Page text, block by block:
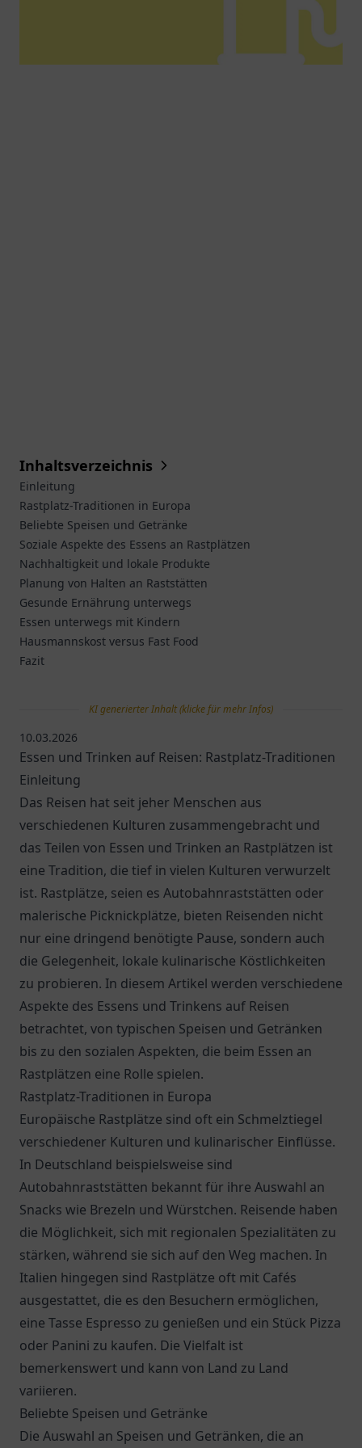
Inhaltsverzeichnis
Einleitung
Rastplatz-Traditionen in Europa
Beliebte Speisen und Getränke
Soziale Aspekte des Essens an Rastplätzen
Nachhaltigkeit und lokale Produkte
Planung von Halten an Raststätten
Gesunde Ernährung unterwegs
Essen unterwegs mit Kindern
Hausmannskost versus Fast Food
Fazit
KI generierter Inhalt (klicke für mehr Infos)
10.03.2026
Essen und Trinken auf Reisen: Rastplatz-Traditionen
Einleitung
Das Reisen hat seit jeher Menschen aus
verschiedenen Kulturen zusammengebracht und
das Teilen von Essen und Trinken an Rastplätzen ist
eine Tradition, die tief in vielen Kulturen verwurzelt
ist. Rastplätze, seien es Autobahnraststätten oder
malerische Picknickplätze, bieten Reisenden nicht
nur eine dringend benötigte Pause, sondern auch
die Gelegenheit, lokale kulinarische Köstlichkeiten
zu probieren. In diesem Artikel werden verschiedene
Aspekte des Essens und Trinkens auf Reisen
betrachtet, von typischen Speisen und Getränken
bis zu den sozialen Aspekten, die beim Essen an
Rastplätzen eine Rolle spielen.
Rastplatz-Traditionen in Europa
Europäische Rastplätze sind oft ein Schmelztiegel
verschiedener Kulturen und kulinarischer Einflüsse.
In Deutschland beispielsweise sind
Autobahnraststätten bekannt für ihre Auswahl an
Snacks wie Brezeln und Würstchen. Reisende haben
die Möglichkeit, sich mit regionalen Spezialitäten zu
stärken, während sie sich auf den Weg machen. In
Italien hingegen sind Rastplätze oft mit Cafés
ausgestattet, die es den Besuchern ermöglichen,
eine Tasse Espresso zu genießen und ein Stück Pizza
oder Panini zu kaufen. Die Vielfalt ist
bemerkenswert und kann von Land zu Land
variieren.
Beliebte Speisen und Getränke
Die Auswahl an Speisen und Getränken, die an